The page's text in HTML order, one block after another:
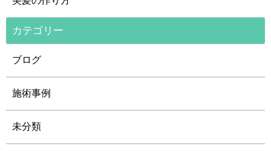
カテゴリー
ブログ
施術事例
未分類